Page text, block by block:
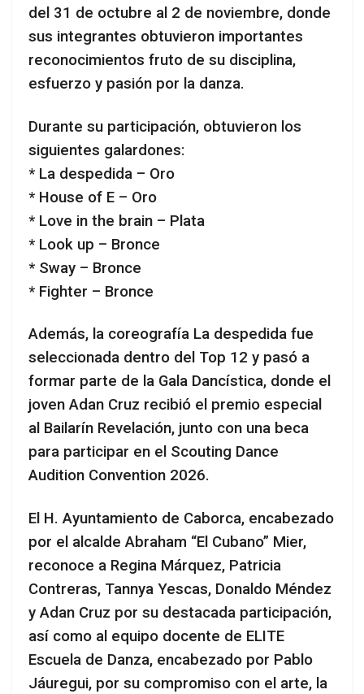
del 31 de octubre al 2 de noviembre, donde
sus integrantes obtuvieron importantes
reconocimientos fruto de su disciplina,
esfuerzo y pasión por la danza.
Durante su participación, obtuvieron los
siguientes galardones:
* La despedida – Oro
* House of E – Oro
* Love in the brain – Plata
* Look up – Bronce
* Sway – Bronce
* Fighter – Bronce
Además, la coreografía La despedida fue
seleccionada dentro del Top 12 y pasó a
formar parte de la Gala Dancística, donde el
joven Adan Cruz recibió el premio especial
al Bailarín Revelación, junto con una beca
para participar en el Scouting Dance
Audition Convention 2026.
El H. Ayuntamiento de Caborca, encabezado
por el alcalde Abraham “El Cubano” Mier,
reconoce a Regina Márquez, Patricia
Contreras, Tannya Yescas, Donaldo Méndez
y Adan Cruz por su destacada participación,
así como al equipo docente de ELITE
Escuela de Danza, encabezado por Pablo
Jáuregui, por su compromiso con el arte, la